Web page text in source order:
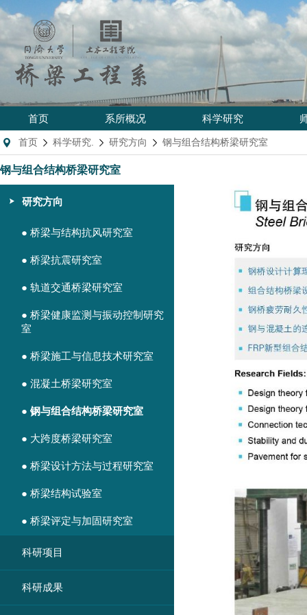
首页 系所概况 科学研究
首页 科学研究. 研究方向 钢与组合结构桥梁研究室
钢与组合结构桥梁研究室
研究方向
● 桥梁与结构抗风研究室
● 桥梁抗震研究室
● 轨道交通桥梁研究室
● 桥梁健康监测与振动控制研究
室
● 桥梁施工与信息技术研究室
● 混凝土桥梁研究室
● 钢与组合结构桥梁研究室
● 大跨度桥梁研究室
● 桥梁设计方法与过程研究室
● 桥梁结构试验室
● 桥梁评定与加固研究室
科研项目
科研成果